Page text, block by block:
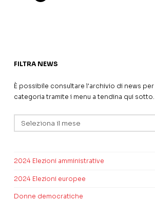
FILTRA NEWS
È possibile consultare l'archivio di news
categoria tramite i menu a tendina qui sotto.
2024 Elezioni amministrative
2024 Elezioni europee
Donne democratiche